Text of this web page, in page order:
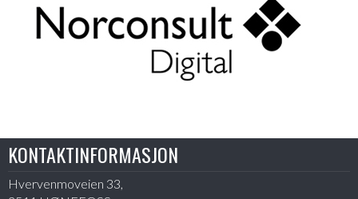
KONTAKTINFORMASJON
Hvervenmoveien 33,